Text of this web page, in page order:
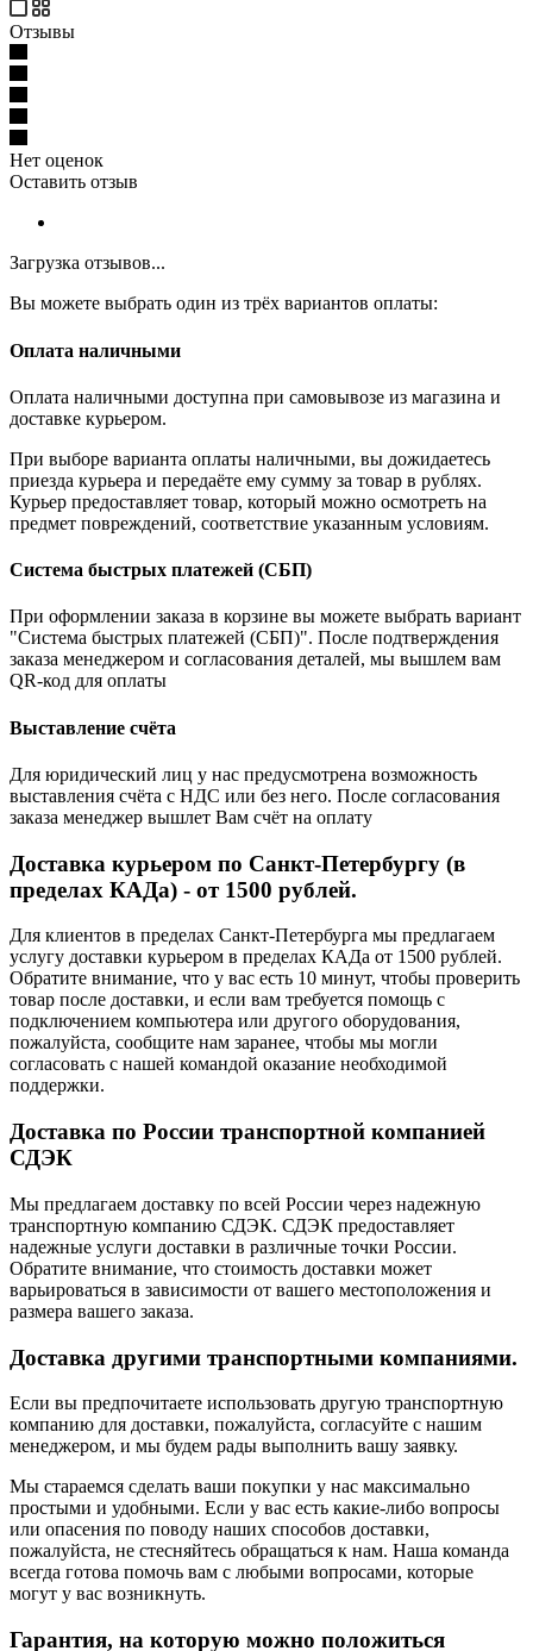
Отзывы
Нет оценок
Оставить отзыв
Загрузка отзывов...
Вы можете выбрать один из трёх вариантов оплаты:
Оплата наличными
Оплата наличными доступна при самовывозе из магазина и
доставке курьером.
При выборе варианта оплаты наличными, вы дожидаетесь
приезда курьера и передаёте ему сумму за товар в рублях.
Курьер предоставляет товар, который можно осмотреть на
предмет повреждений, соответствие указанным условиям.
Система быстрых платежей (СБП)
При оформлении заказа в корзине вы можете выбрать вариант
"Система быстрых платежей (СБП)". После подтверждения
заказа менеджером и согласования деталей, мы вышлем вам
QR-код для оплаты
Выставление счёта
Для юридический лиц у нас предусмотрена возможность
выставления счёта с НДС или без него. После согласования
заказа менеджер вышлет Вам счёт на оплату
Доставка курьером по Санкт-Петербургу (в
пределах КАДа) - от 1500 рублей.
Для клиентов в пределах Санкт-Петербурга мы предлагаем
услугу доставки курьером в пределах КАДа от 1500 рублей.
Обратите внимание, что у вас есть 10 минут, чтобы проверить
товар после доставки, и если вам требуется помощь с
подключением компьютера или другого оборудования,
пожалуйста, сообщите нам заранее, чтобы мы могли
согласовать с нашей командой оказание необходимой
поддержки.
Доставка по России транспортной компанией
СДЭК
Мы предлагаем доставку по всей России через надежную
транспортную компанию СДЭК. СДЭК предоставляет
надежные услуги доставки в различные точки России.
Обратите внимание, что стоимость доставки может
варьироваться в зависимости от вашего местоположения и
размера вашего заказа.
Доставка другими транспортными компаниями.
Если вы предпочитаете использовать другую транспортную
компанию для доставки, пожалуйста, согласуйте с нашим
менеджером, и мы будем рады выполнить вашу заявку.
Мы стараемся сделать ваши покупки у нас максимально
простыми и удобными. Если у вас есть какие-либо вопросы
или опасения по поводу наших способов доставки,
пожалуйста, не стесняйтесь обращаться к нам. Наша команда
всегда готова помочь вам с любыми вопросами, которые
могут у вас возникнуть.
Гарантия, на которую можно положиться